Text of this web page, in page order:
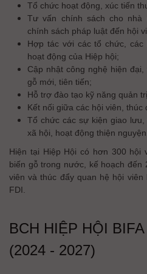
Tổ chức hoạt động, xúc tiến
Tư vấn chính sách cho
chính sách pháp luật đến hội
Hợp tác với các tổ chức,
hoạt động của Hiệp hội;
Cập nhật công nghệ hiện
gỗ mới, tiên tiến;
Hỗ trợ đào tạo kỹ năng quản
Kết nối giữa các hội viên, thúc
Tổ chức các sự kiện giao
xã hội, hoạt động thiện nguyện.
Hiện tại Hiệp Hội có hơn 300 hội
biến gỗ trong nước, kế hoạch đến
viên và thúc đẩy quan hệ hội
FDI.
BCH HIỆP HỘI
(2024 - 2027)